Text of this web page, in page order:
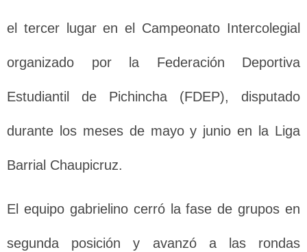
el tercer lugar en el Campeonato Intercolegial
organizado por la Federación Deportiva
Estudiantil de Pichincha (FDEP), disputado
durante los meses de mayo y junio en la Liga
Barrial Chaupicruz.
El equipo gabrielino cerró la fase de grupos en
segunda posición y avanzó a las rondas